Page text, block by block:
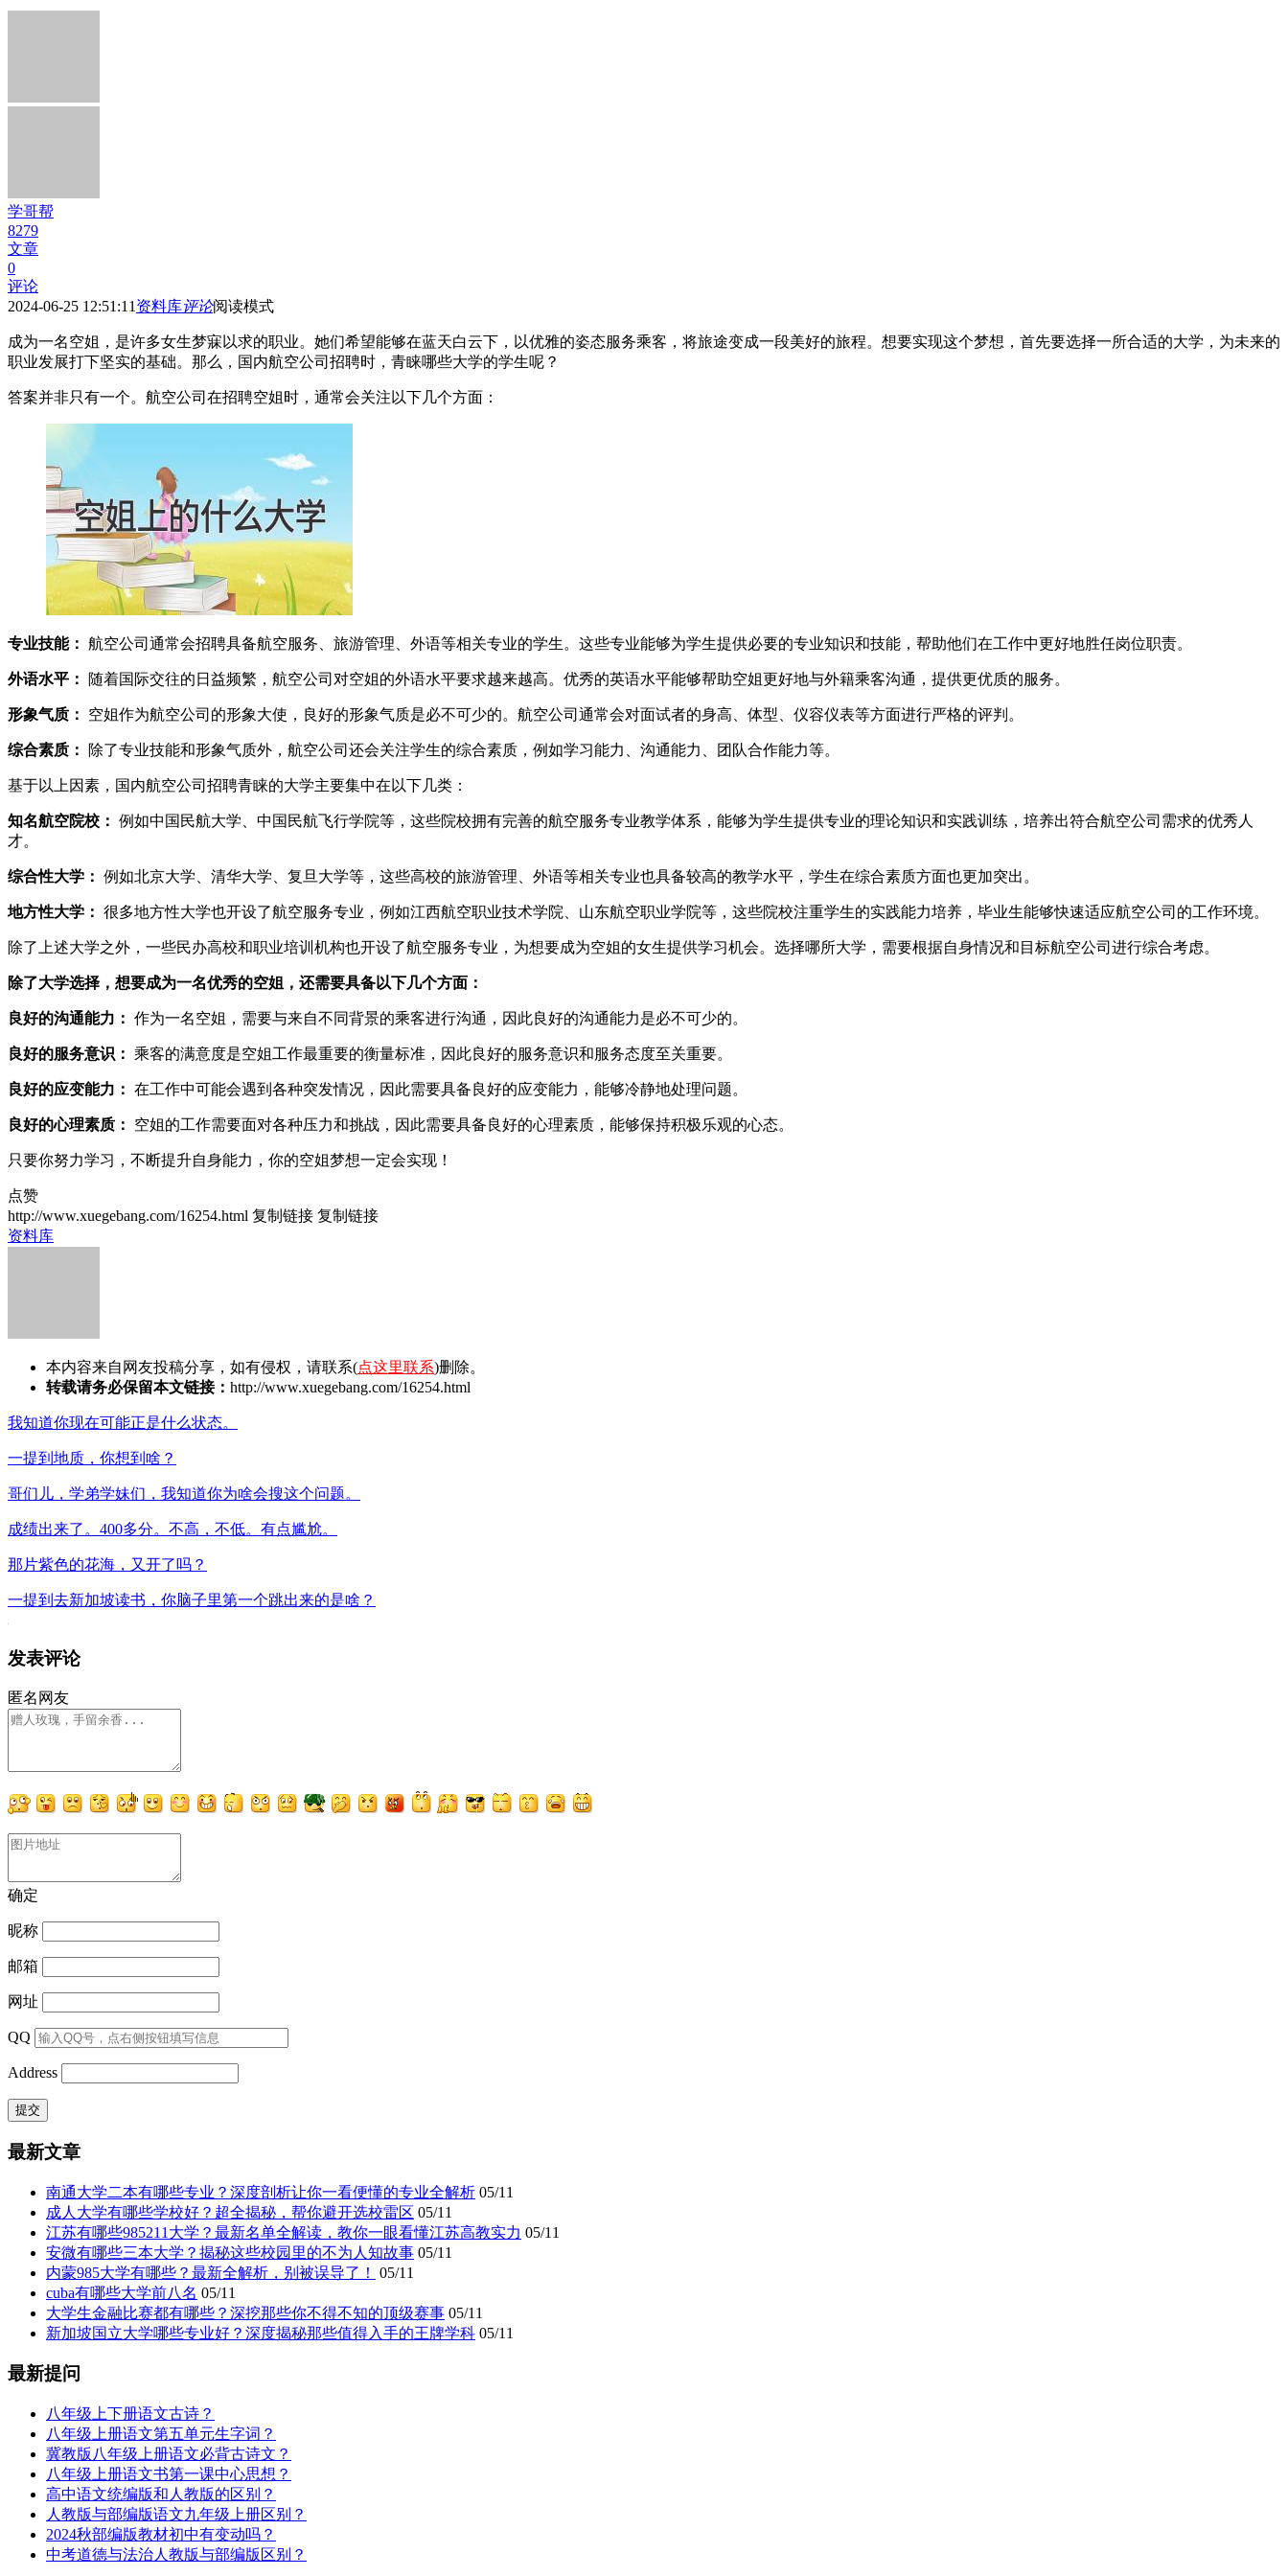
学哥帮
8279
文章
0
评论
2024-06-25 12:51:11 资料库评论阅读模式
成为一名空姐，是许多女生梦寐以求的职业。她们希望能够在蓝天白云下，以优雅的姿态服务乘客，将旅途变成一段美好的旅程。想要实现这个梦想，首先要选择一所合适的大学，为未来的
职业发展打下坚实的基础。那么，国内航空公司招聘时，青睐哪些大学的学生呢？
答案并非只有一个。航空公司在招聘空姐时，通常会关注以下几个方面：
专业技能： 航空公司通常会招聘具备航空服务、旅游管理、外语等相关专业的学生。这些专业能够为学生提供必要的专业知识和技能，帮助他们在工作中更好地胜任岗位职责。
外语水平： 随着国际交往的日益频繁，航空公司对空姐的外语水平要求越来越高。优秀的英语水平能够帮助空姐更好地与外籍乘客沟通，提供更优质的服务。
形象气质： 空姐作为航空公司的形象大使，良好的形象气质是必不可少的。航空公司通常会对面试者的身高、体型、仪容仪表等方面进行严格的评判。
综合素质： 除了专业技能和形象气质外，航空公司还会关注学生的综合素质，例如学习能力、沟通能力、团队合作能力等。
基于以上因素，国内航空公司招聘青睐的大学主要集中在以下几类：
知名航空院校： 例如中国民航大学、中国民航飞行学院等，这些院校拥有完善的航空服务专业教学体系，能够为学生提供专业的理论知识和实践训练，培养出符合航空公司需求的优秀人
才。
综合性大学： 例如北京大学、清华大学、复旦大学等，这些高校的旅游管理、外语等相关专业也具备较高的教学水平，学生在综合素质方面也更加突出。
地方性大学： 很多地方性大学也开设了航空服务专业，例如江西航空职业技术学院、山东航空职业学院等，这些院校注重学生的实践能力培养，毕业生能够快速适应航空公司的工作环境。
除了上述大学之外，一些民办高校和职业培训机构也开设了航空服务专业，为想要成为空姐的女生提供学习机会。选择哪所大学，需要根据自身情况和目标航空公司进行综合考虑。
除了大学选择，想要成为一名优秀的空姐，还需要具备以下几个方面：
良好的沟通能力： 作为一名空姐，需要与来自不同背景的乘客进行沟通，因此良好的沟通能力是必不可少的。
良好的服务意识： 乘客的满意度是空姐工作最重要的衡量标准，因此良好的服务意识和服务态度至关重要。
良好的应变能力： 在工作中可能会遇到各种突发情况，因此需要具备良好的应变能力，能够冷静地处理问题。
良好的心理素质： 空姐的工作需要面对各种压力和挑战，因此需要具备良好的心理素质，能够保持积极乐观的心态。
只要你努力学习，不断提升自身能力，你的空姐梦想一定会实现！
点赞
http://www.xuegebang.com/16254.html 复制链接 复制链接
资料库
本内容来自网友投稿分享，如有侵权，请联系(点这里联系)删除。
转载请务必保留本文链接： http://www.xuegebang.com/16254.html
我知道你现在可能正是什么状态。
一提到地质，你想到啥？
哥们儿，学弟学妹们，我知道你为啥会搜这个问题。
成绩出来了。400多分。不高，不低。有点尴尬。
那片紫色的花海，又开了吗？
一提到去新加坡读书，你脑子里第一个跳出来的是啥？
发表评论
匿名网友
确定
昵称
邮箱
网址
QQ
Address
最新文章
南通大学二本有哪些专业？深度剖析让你一看便懂的专业全解析 05/11
成人大学有哪些学校好？超全揭秘，帮你避开选校雷区 05/11
江苏有哪些985211大学？最新名单全解读，教你一眼看懂江苏高教实力 05/11
安微有哪些三本大学？揭秘这些校园里的不为人知故事 05/11
内蒙985大学有哪些？最新全解析，别被误导了！
05/11
cuba有哪些大学前八名 05/11
大学生金融比赛都有哪些？深挖那些你不得不知的顶级赛事 05/11
新加坡国立大学哪些专业好？深度揭秘那些值得入手的王牌学科 05/11
最新提问
八年级上下册语文古诗？
八年级上册语文第五单元生字词？
冀教版八年级上册语文必背古诗文？
八年级上册语文书第一课中心思想？
高中语文统编版和人教版的区别？
人教版与部编版语文九年级上册区别？
2024秋部编版教材初中有变动吗？
中考道德与法治人教版与部编版区别？